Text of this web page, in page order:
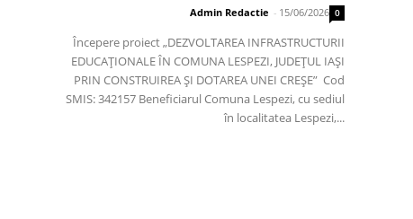
Admin Redactie - 15/06/2026 0
Începere proiect „DEZVOLTAREA INFRASTRUCTURII
EDUCAȚIONALE ÎN COMUNA LESPEZI, JUDEȚUL IAȘI
PRIN CONSTRUIREA ȘI DOTAREA UNEI CREȘE” Cod
SMIS: 342157 Beneficiarul Comuna Lespezi, cu sediul
în localitatea Lespezi,...